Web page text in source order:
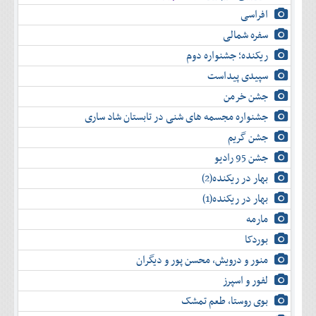
آذر
دی
بهمن
اسفند
مهر
آبان
آذر
دی
بهمن
اسفند
مرداد
شهريور
مهر
آبان
آذر
دی
بهمن
اسفند
خرداد
تير
مرداد
شهريور
مهر
آبان
آذر
دی
بهمن
اسفند
افراسی
سفره شمالی
ریکنده؛ جشنواره دوم
سپیدی پیداست
جشن خرمن
جشنواره مجسمه های شنی در تابستان شاد ساری
جشن گریم
جشن 95 رادیو
بهار در ریکنده(2)
بهار در ریکنده(1)
مارمه
بوردکا
منور و درویش، محسن پور و دیگران
لفور و اسپرز
بوی روستا، طعم تمشک